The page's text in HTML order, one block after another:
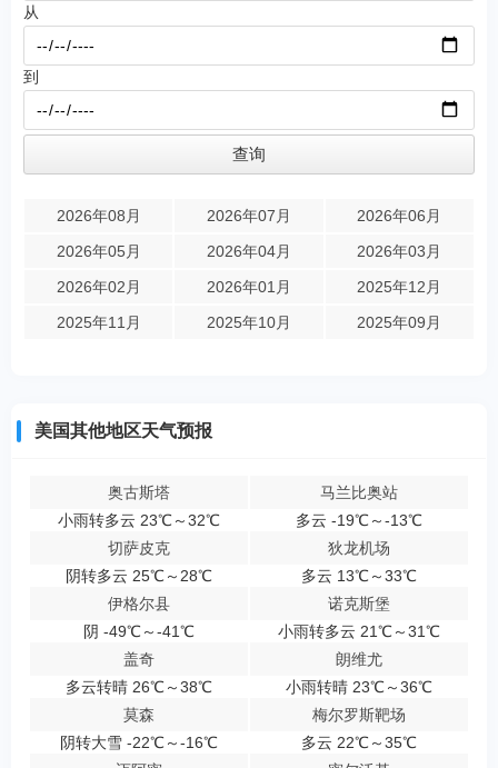
从
到
2026年08月 2026年07月
2026年06月
2026年05月
2026年04月
2026年03月
2026年02月
2026年01月
2025年12月
2025年11月
2025年10月 2025年09月
美国其他地区天气预报
奥古斯塔
小雨转多云 23℃～32℃
马兰比奥站
多云 -19℃～-13℃
切萨皮克
阴转多云 25℃～28℃
狄龙机场
多云 13℃～33℃
伊格尔县
阴 -49℃～-41℃
诺克斯堡
小雨转多云 21℃～31℃
盖奇
多云转晴 26℃～38℃
朗维尤
小雨转晴 23℃～36℃
莫森
阴转大雪 -22℃～-16℃
梅尔罗斯靶场
多云 22℃～35℃